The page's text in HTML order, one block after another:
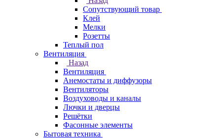
Сопутствующий товар
Клей
Мелки
Розетты
Теплый пол
Вентиляция
Назад
Вентиляция
Анемостаты и диффузоры
Вентиляторы
Воздуховоды и каналы
Лючки и дверцы
Решётки
Фасонные элементы
Бытовая техника